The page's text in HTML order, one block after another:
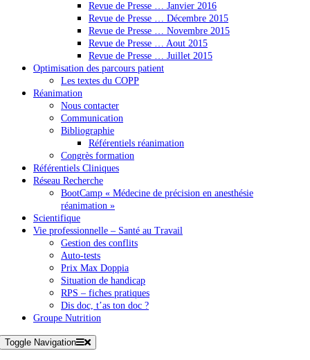
Revue de Presse … Janvier 2016
Revue de Presse … Décembre 2015
Revue de Presse … Novembre 2015
Revue de Presse … Aout 2015
Revue de Presse … Juillet 2015
Optimisation des parcours patient
Les textes du COPP
Réanimation
Nous contacter
Communication
Bibliographie
Référentiels réanimation
Congrès formation
Référentiels Cliniques
Réseau Recherche
BootCamp « Médecine de précision en anesthésie
réanimation »
Scientifique
Vie professionnelle – Santé au Travail
Gestion des conflits
Auto-tests
Prix Max Doppia
Situation de handicap
RPS – fiches pratiques
Dis doc, t’as ton doc ?
Groupe Nutrition
Toggle Navigation